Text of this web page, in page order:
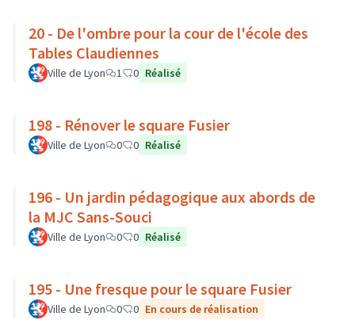
20 - De l'ombre pour la cour de l'école des
Tables Claudiennes
Ville de Lyon 1 0 Réalisé
198 - Rénover le square Fusier
Ville de Lyon 0 0 Réalisé
196 - Un jardin pédagogique aux abords de
la MJC Sans-Souci
Ville de Lyon 0 0 Réalisé
195 - Une fresque pour le square Fusier
Ville de Lyon 0 0 En cours de réalisation